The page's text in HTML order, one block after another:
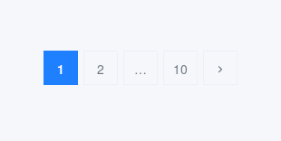
1 2 … 10